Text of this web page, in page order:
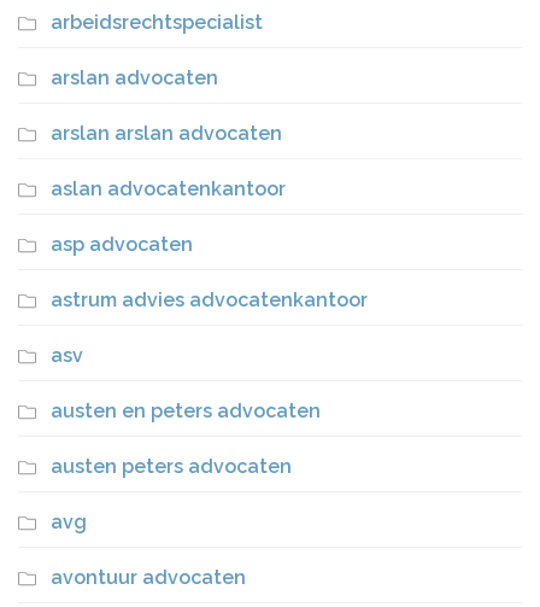
arbeidsrechtspecialist
arslan advocaten
arslan arslan advocaten
aslan advocatenkantoor
asp advocaten
astrum advies advocatenkantoor
asv
austen en peters advocaten
austen peters advocaten
avg
avontuur advocaten